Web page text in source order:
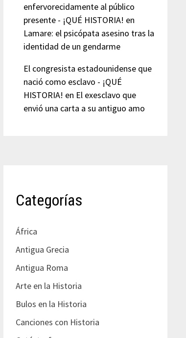
enfervorecidamente al público
presente - ¡QUÉ HISTORIA! en
Lamare: el psicópata asesino tras la
identidad de un gendarme
El congresista estadounidense que
nació como esclavo - ¡QUÉ
HISTORIA! en El exesclavo que
envió una carta a su antiguo amo
Categorías
África
Antigua Grecia
Antigua Roma
Arte en la Historia
Bulos en la Historia
Canciones con Historia